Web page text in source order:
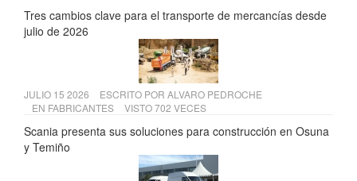
Tres cambios clave para el transporte de mercancías desde
julio de 2026
JULIO 15 2026 ESCRITO POR ALVARO PEDROCHE
EN FABRICANTES VISTO 702 VECES
Scania presenta sus soluciones para construcción en Osuna
y Temiño